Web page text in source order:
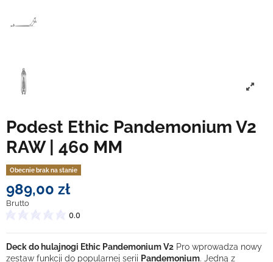
Podest Ethic Pandemonium V2
RAW | 460 MM
Obecnie brak na stanie
989,00 zł
Brutto
0.0
Deck do hulajnogi Ethic Pandemonium V2Pro wprowadza nowy
zestaw funkcji do popularnej serii Pandemonium. Jedną z